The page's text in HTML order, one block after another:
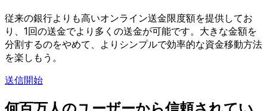
従来の銀行よりも高いオンライン送金限度額を提供してお
り、1回の送金でより多くの送金が可能です。大きな金額を
分割するのをやめて、よりシンプルで効率的な資金移動方法
を楽しもう。
送信開始